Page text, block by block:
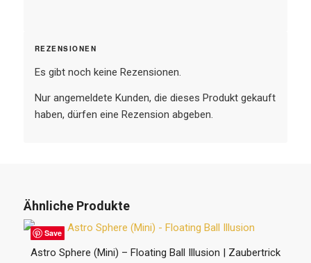
REZENSIONEN
Es gibt noch keine Rezensionen.
Nur angemeldete Kunden, die dieses Produkt gekauft
haben, dürfen eine Rezension abgeben.
Ähnliche Produkte
Save
Astro Sphere (Mini) – Floating Ball Illusion | Zaubertrick